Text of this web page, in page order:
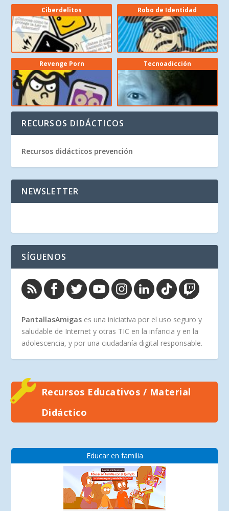
Ciberdelitos Robo de Identidad
Revenge Porn Tecnoadicción
RECURSOS DIDÁCTICOS
Recursos didácticos prevención
NEWSLETTER
SÍGUENOS
PantallasAmigas es una iniciativa por el uso seguro y
saludable de Internet y otras TIC en la infancia y en la
adolescencia, y por una ciudadanía digital responsable.
Recursos Educativos / Material
Didáctico
Educar en familia